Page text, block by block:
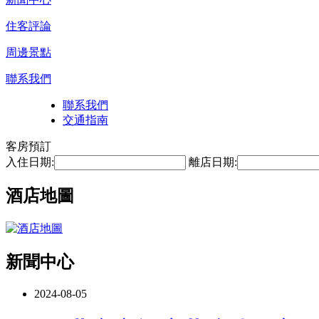
住客評論
周邊景點
聯系我們
聯系我們
交通指南
客房預訂
入住日期:
離店日期:
酒店地圖
新聞中心
2024-08-05